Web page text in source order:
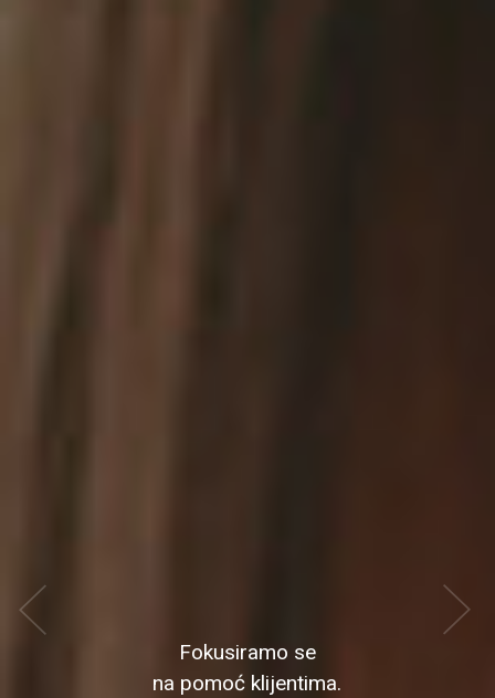
Fokusiramo se
na pomoć klijentima.